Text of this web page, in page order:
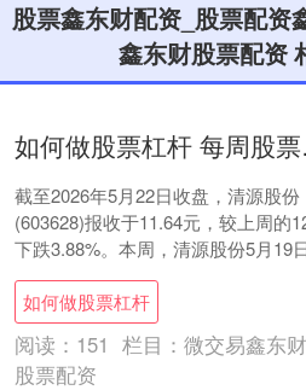
股票鑫东财配资_股票配资
鑫东财股票配资
如何做
截至2026年5月22日收盘，清源股份
(603628)报收于11.64元，较上周的
下跌3.88%。本周，清源股份5月19
高价报12.22元。....
如何做股票杠杆
阅读： 151 栏目： 微交易鑫东财
股票配资